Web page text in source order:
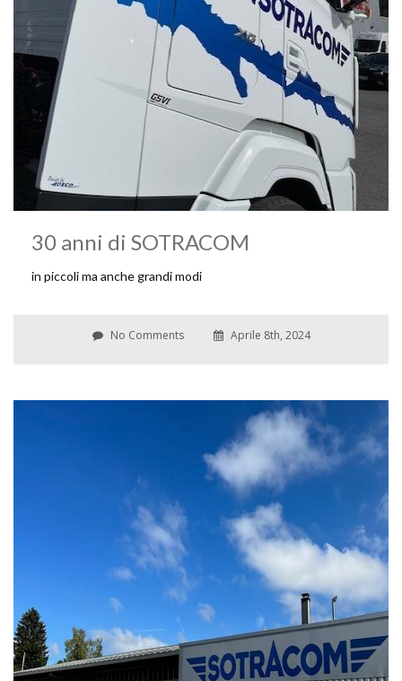
30 anni di SOTRACOM
in piccoli ma anche grandi modi
No Comments Aprile 8th, 2024